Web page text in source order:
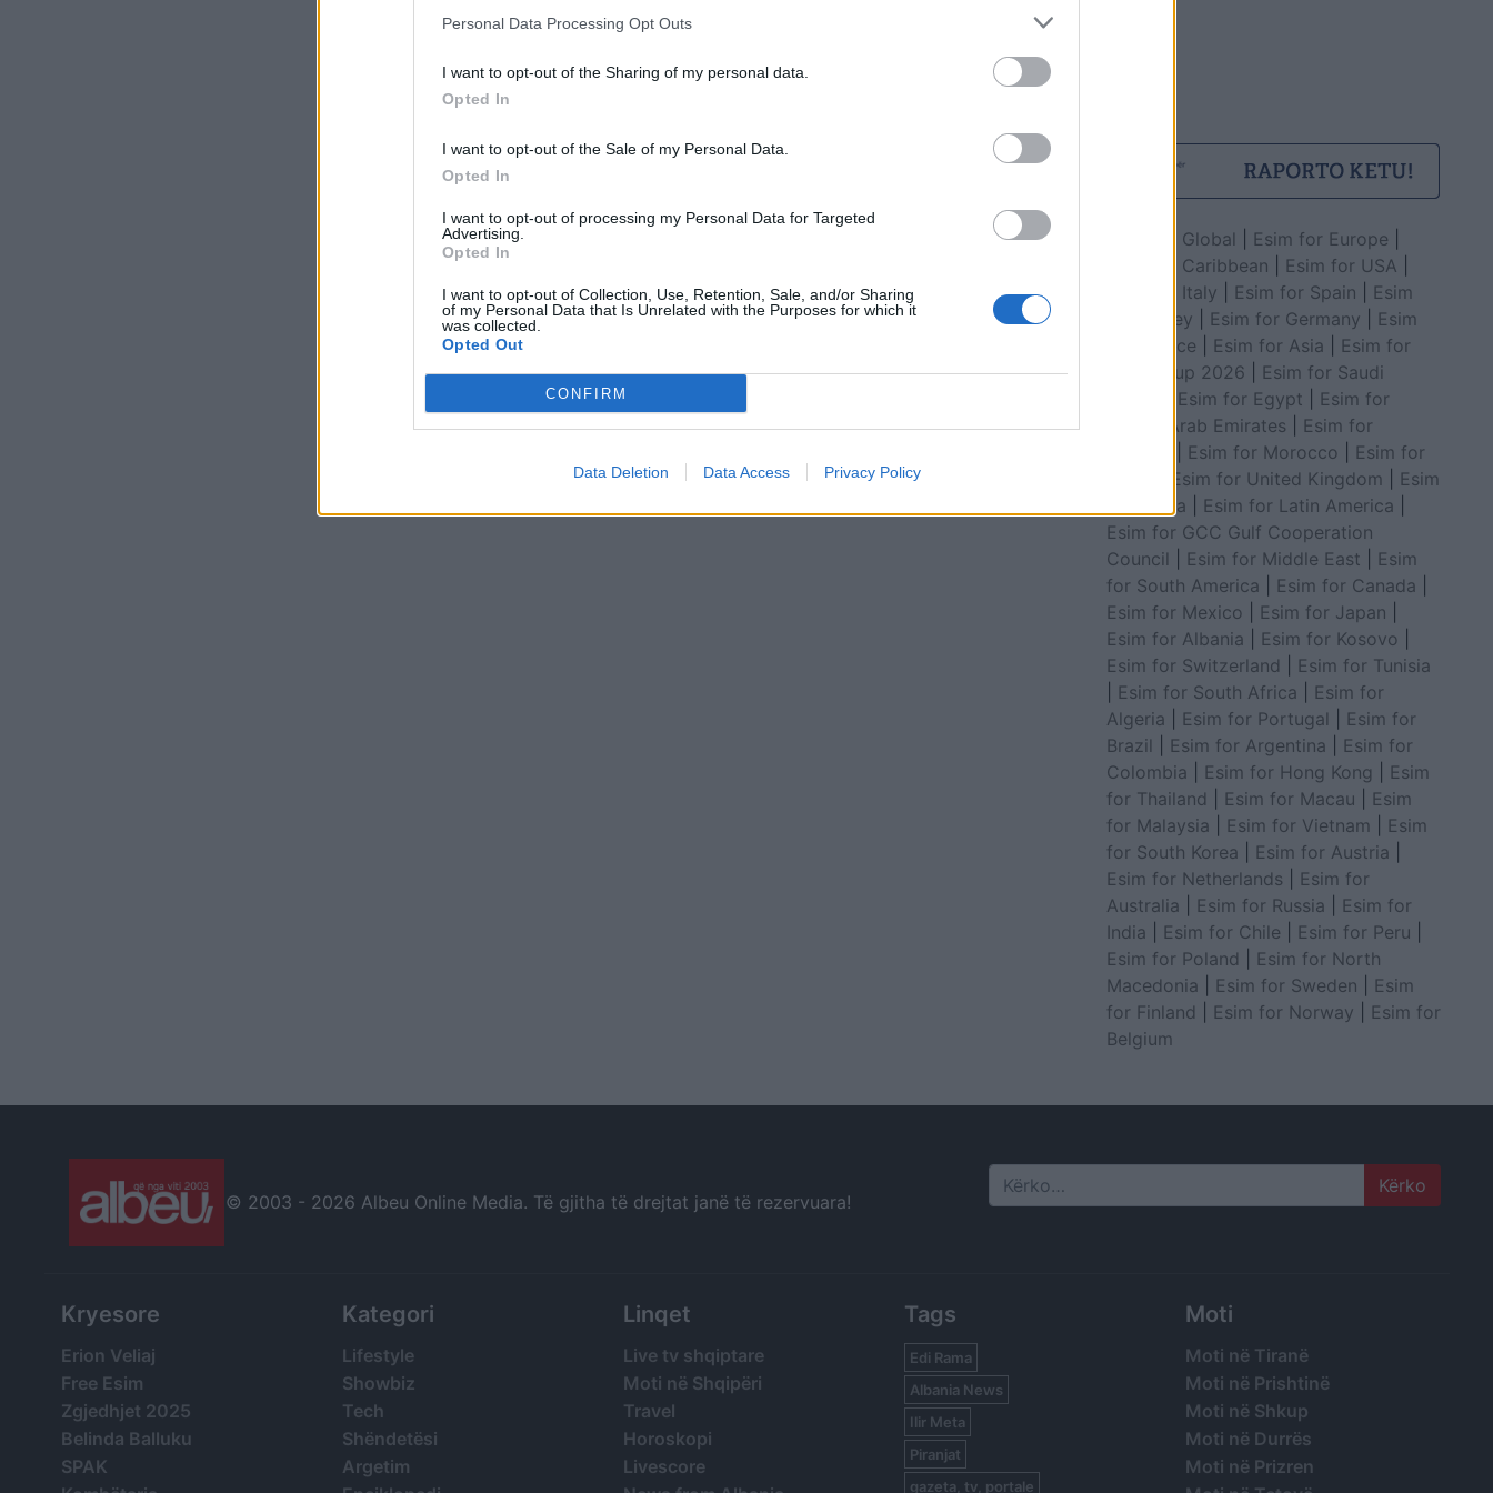
Personal Data Processing Opt Outs
I want to opt-out of the Sharing of my personal data.
Opted In
I want to opt-out of the Sale of my Personal Data.
Opted In
I want to opt-out of processing my Personal Data for Targeted
Advertising.
Opted In
I want to opt-out of Collection, Use, Retention, Sale, and/or Sharing
of my Personal Data that Is Unrelated with the Purposes for which it
was collected.
Opted Out
CONFIRM
Data Deletion Data Access Privacy Policy
Esim for Global Esim for Europe
Esim for Caribbean
Esim for USA
Esim for Italy
Esim for Spain
Esim
for Turkey
Esim for Germany
Esim
for Greece
Esim for Asia
Esim for
World Cup 2026
Esim for Saudi
Esim for Egypt
Esim for
United Arab Emirates
Esim for
Esim for Morocco
Esim for
Esim for United Kingdom
Esim
for Africa
Esim for Latin America
Esim for GCC Gulf Cooperation
Council
Esim for Middle East
Esim
for South America
Esim for Canada
Esim for Mexico
Esim for Japan
Esim for Albania
Esim for Kosovo
Esim for Switzerland
Esim for Tunisia
Esim for South Africa
Esim for
Algeria
Esim for Portugal
Esim for
Brazil
Esim for Argentina
Esim for
Colombia
Esim for Hong Kong
Esim
for Thailand
Esim for Macau
Esim
for Malaysia
Esim for Vietnam
Esim
for South Korea
Esim for Austria
Esim for Netherlands
Esim for
Australia
Esim for Russia
Esim for
India
Esim for Chile Esim for Peru
Esim for Poland
Esim for North
Macedonia
Esim for Sweden
Esim
for Finland
Esim for Norway
Esim for
Belgium
© 2003 - 2026 Albeu Online Media. Të gjitha të drejtat janë të rezervuara! Search
Kryesore
Erion Veliaj
Free Esim
Zgjedhjet 2025
Belinda Balluku
SPAK
Kategori
Lifestyle
Showbiz
Tech
Shëndetësi
Argetim
Linqet
Live tv shqiptare
Moti në Shqipëri
Travel
Horoskopi
Livescore
Tags
Edi Rama
Albania News
Ilir Meta
Piranjat
gazeta, tv, portale
Moti
Moti në Tiranë
Moti në Prishtinë
Moti në Shkup
Moti në Durrës
Moti në Prizren